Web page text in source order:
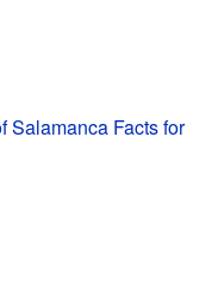
Salamanca Facts for